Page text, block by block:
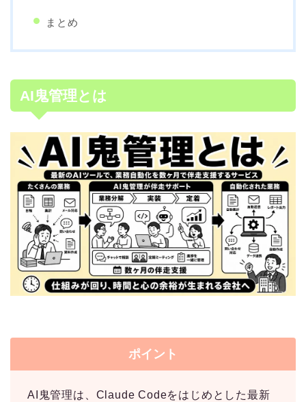
まとめ
AI鬼管理とは
ポイント
AI鬼管理は、Claude Codeをはじめとした最新